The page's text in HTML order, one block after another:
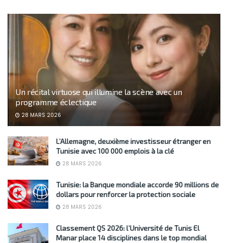
Un récital virtuose qui illumine la scène avec un
programme éclectique
28 MARS 2026
L’Allemagne, deuxième investisseur étranger en
Tunisie avec 100 000 emplois à la clé
28 MARS 2026
Tunisie: la Banque mondiale accorde 90 millions de
dollars pour renforcer la protection sociale
28 MARS 2026
Classement QS 2026: l’Université de Tunis El
Manar place 14 disciplines dans le top mondial